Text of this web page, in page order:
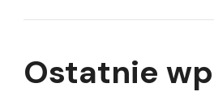
Ostatnie